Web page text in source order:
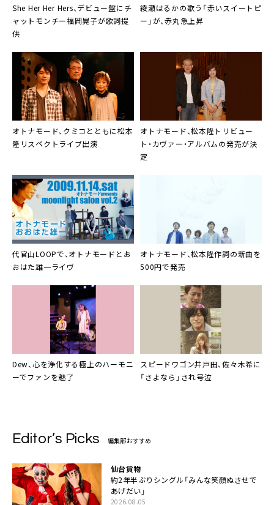
She Her Her Hers、デビュー盤にチ
ャットモンチー福岡晃子が歌詞提
供
綾瀬はるかの歌う「赤いスイートピ
ー」が、赤丸急上昇
オトナモード、クミコとともに松本
隆リスペクトライブ出演
オトナモード、松本隆 トリビュー
ト・カヴァー・アルバムの発売が決
定
代官山LOOPで、 オトナモード と お
おはた雄一ライヴ
オトナモード、松本隆作詞の新曲を
500円で発売
Dew、心を浄化する極上のハーモニ
ーでファンを魅了
スピードワゴン井戸田、佐々木希に
「さよなら」され号泣
Editor’s Picks 編集部おすすめ
仙台貨物
約2年半ぶりシングル「みんな笑顔ぬさせで
あげだい」
2026.08.05